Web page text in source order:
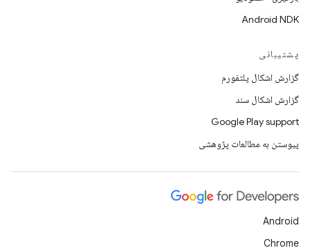
Android NDK
پشتیبانی
گزارش اشکال پلتفورم
گزارش اشکال سند
Google Play support
پیوستن به مطالعات پژوهشی
Android
Chrome